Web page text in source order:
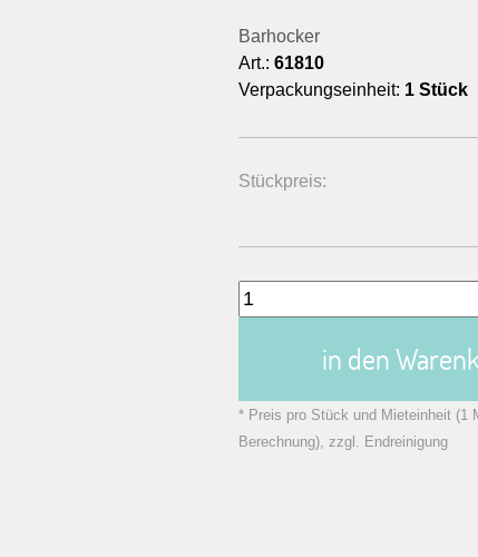
Barhocker
Art.: 61810
Verpackungseinheit: 1 Stück
Stückpreis:
in den
* Preis pro Stück und Mieteinheit (1
Berechnung), zzgl. Endreinigung